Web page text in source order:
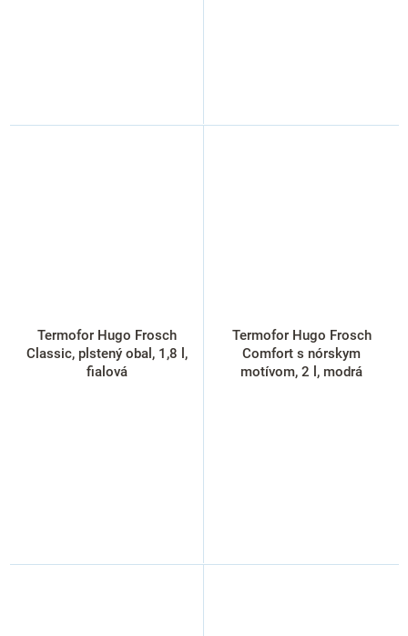
Termofor Hugo Frosch
Classic, plstený obal, 1,8 l,
fialová
Termofor Hugo Frosch
Comfort s nórskym
motívom, 2 l, modrá